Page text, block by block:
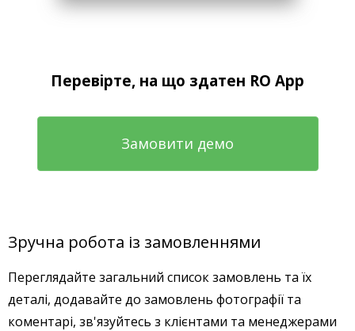
Перевірте, на що здатен RO App
Замовити демо
Зручна робота із замовленнями
Переглядайте загальний список замовлень та їх
деталі, додавайте до замовлень фотографії та
коментарі, зв'язуйтесь з клієнтами та менеджерами